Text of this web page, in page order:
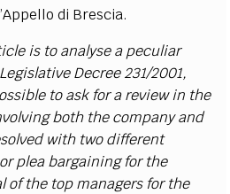
di Brescia.
is to analyse a peculiar
Decree 231/2001,
to ask for a review in the
both the company and
with two different
plea bargaining for the
of the top managers for the